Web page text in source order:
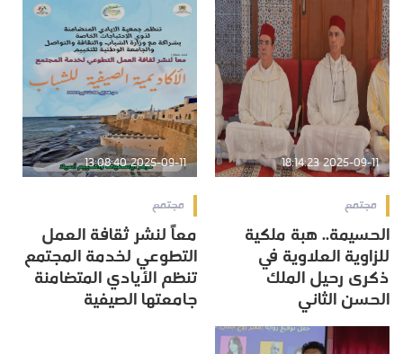
2025-09-11 18:14:23
مجتمع
الحسيمة.. هبة ملكية
للزاوية العلاوية في
ذكرى رحيل الملك
الحسن الثاني
2025-09-11 13:08:40
مجتمع
معاً لنشر ثقافة العمل
التطوعي لخدمة المجتمع
تنظم الأيادي المتضامنة
جامعتها الصيفية